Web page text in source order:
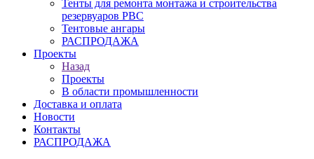
Тенты для ремонта монтажа и строительства
резервуаров РВС
Тентовые ангары
РАСПРОДАЖА
Проекты
Назад
Проекты
В области промышленности
Доставка и оплата
Новости
Контакты
РАСПРОДАЖА